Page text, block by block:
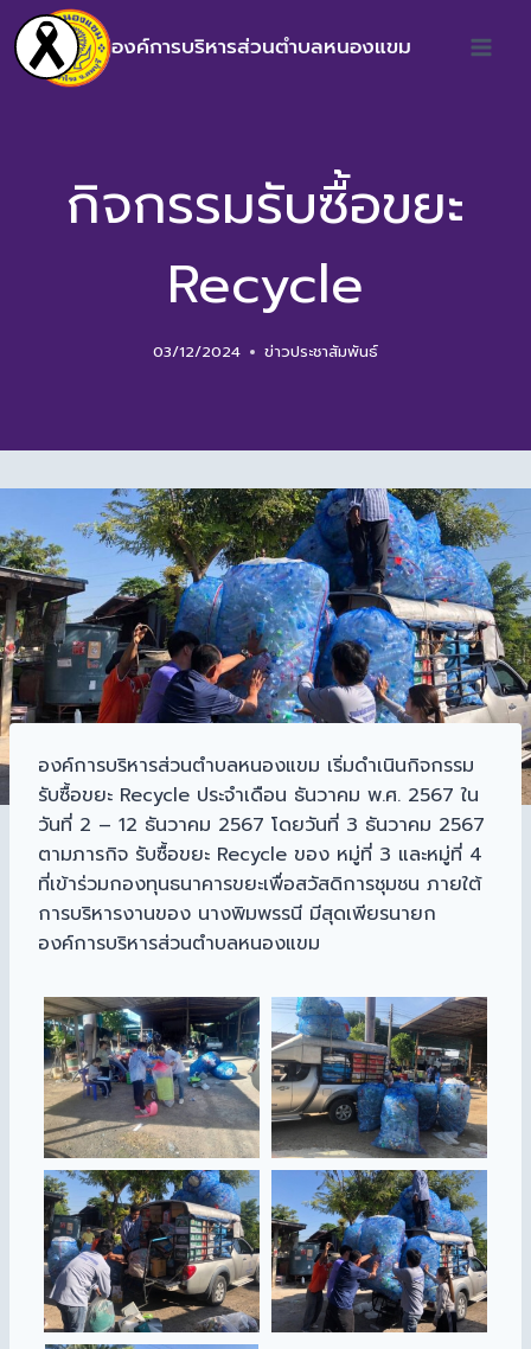
องค์การบริหารส่วนตำบลหนองแขม
กิจกรรมรับซื้อขยะ
Recycle
03/12/2024 ข่าวประชาสัมพันธ์
องค์การบริหารส่วนตำบลหนองแขม เริ่มดำเนินกิจกรรม
รับซื้อขยะ Recycle ประจำเดือน ธันวาคม พ.ศ. 2567 ใน
วันที่ 2 – 12 ธันวาคม 2567 โดยวันที่ 3 ธันวาคม 2567
ตามภารกิจ รับซื้อขยะ Recycle ของ หมู่ที่ 3 และหมู่ที่ 4
ที่เข้าร่วมกองทุนธนาคารขยะเพื่อสวัสดิการชุมชน ภายใต้
การบริหารงานของ นางพิมพรรนี มีสุดเพียรนายก
องค์การบริหารส่วนตำบลหนองแขม